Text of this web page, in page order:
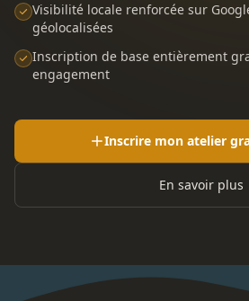
Visibilité locale renforcée sur
géolocalisées
Inscription de base entièrement
engagement
Inscrire mon atelier
En savoir plus